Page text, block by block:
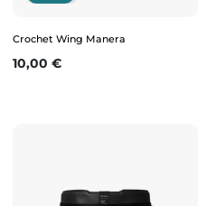
Crochet Wing Manera
Prix
10,00 €